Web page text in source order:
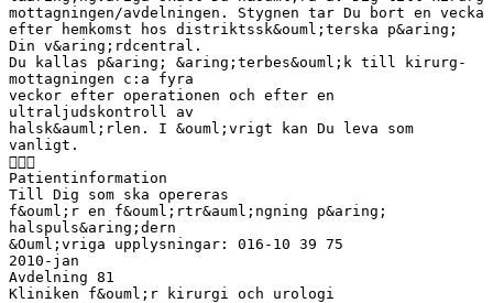
mottagningen/avdelningen. Stygnen tar Du bort en vecka
efter hemkomst hos distriktssk&ouml;terska p&aring;
Din v&aring;rdcentral.
Du kallas p&aring; &aring;terbes&ouml;k till kirurg-
mottagningen c:a fyra
veckor efter operationen och efter en
ultraljudskontroll av
halsk&auml;rlen. I &ouml;vrigt kan Du leva som
vanligt.

Patientinformation
Till Dig som ska opereras
f&ouml;r en f&ouml;rtr&auml;ngning p&aring;
halspuls&aring;dern
&Ouml;vriga upplysningar: 016-10 39 75
2010-jan
Avdelning 81
Kliniken f&ouml;r kirurgi och urologi